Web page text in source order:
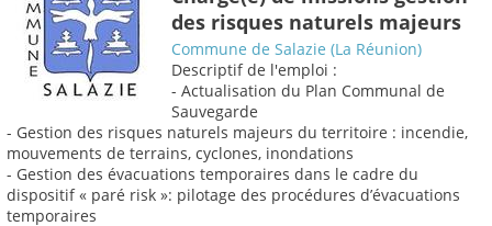
des risques naturels majeurs
Commune de Salazie (La Réunion)
Descriptif de l'emploi :
- Actualisation du Plan Communal de
Sauvegarde
- Gestion des risques naturels majeurs du territoire : incendie,
mouvements de terrains, cyclones, inondations
- Gestion des évacuations temporaires dans le cadre du
dispositif « paré risk »: pilotage des procédures d’évacuations
temporaires